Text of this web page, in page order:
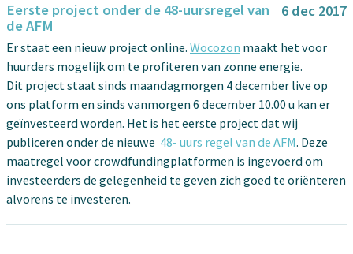
6 dec 2017
Eerste project onder de 48-uursregel van
de AFM
Er staat een nieuw project online. Wocozon maakt het voor
huurders mogelijk om te profiteren van zonne energie.
Dit project staat sinds maandagmorgen 4 december live op
ons platform en sinds vanmorgen 6 december 10.00 u kan er
geïnvesteerd worden. Het is het eerste project dat wij
publiceren onder de nieuwe 48- uurs regel van de AFM. Deze
maatregel voor crowdfundingplatformen is ingevoerd om
investeerders de gelegenheid te geven zich goed te oriënteren
alvorens te investeren.